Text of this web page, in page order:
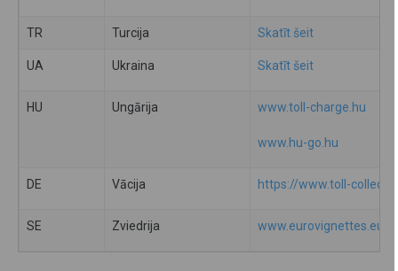
TR Turcija Skatīt šeit
UA Ukraina Skatīt šeit
HU Ungārija www.toll-charge.hu
www.hu-go.hu
DE Vācija https://www.toll-
SE Zviedrija www.eurovignettes.eu